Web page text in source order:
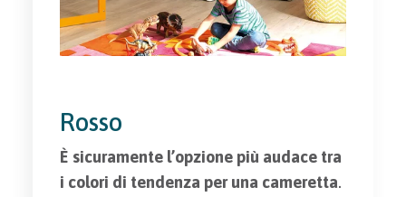
Rosso
È sicuramente l’opzione più audace tra
i colori di tendenza per una cameretta.